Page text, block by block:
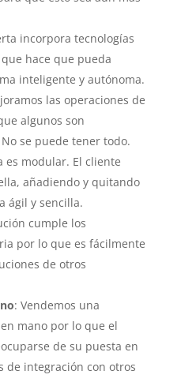
incorpora tecnologías
hace que pueda
inteligente y autónoma.
las operaciones de
algunos son
se puede tener todo.
es modular. El cliente
añadiendo y quitando
ágil y sencilla.
cumple los
por lo que es fácilmente
de otros
: Vendemos una
mano por lo que el
de su puesta en
de integración con otros